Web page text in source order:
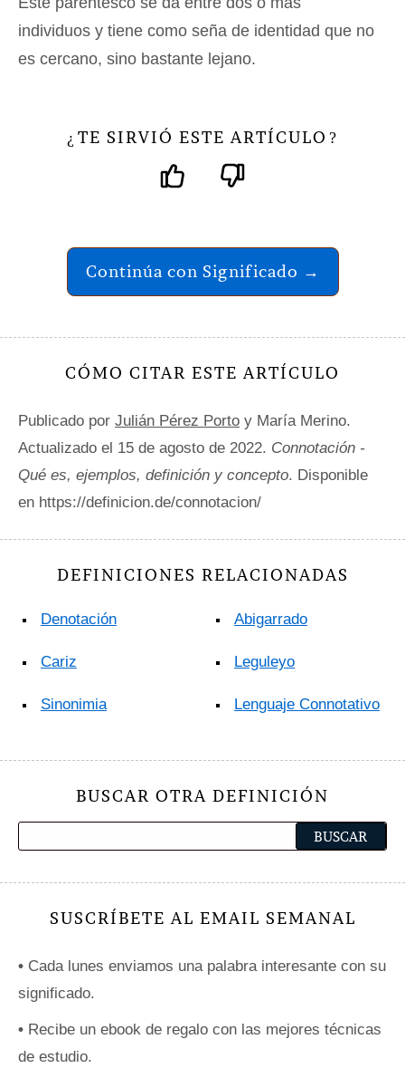
individuos y tiene como seña de identidad que no
es cercano, sino bastante lejano.
¿ TE SIRVIÓ ESTE ARTÍCULO ?
Continúa con Significado →
CÓMO CITAR ESTE ARTÍCULO
Publicado por Julián Pérez Porto y María Merino.
Actualizado el 15 de agosto de 2022. Connotación -
Qué es, ejemplos, definición y concepto. Disponible
en https://definicion.de/connotacion/
DEFINICIONES RELACIONADAS
Denotación
Cariz
Sinonimia
Abigarrado
Leguleyo
Lenguaje Connotativo
BUSCAR OTRA DEFINICIÓN
SUSCRÍBETE AL EMAIL SEMANAL
• Cada lunes enviamos una palabra interesante con su
significado.
• Recibe un ebook de regalo con las mejores técnicas
de estudio.